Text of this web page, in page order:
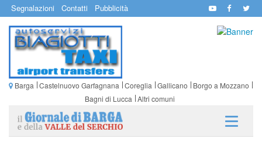
Segnalazioni Contatti Pubblicità
Barga Castelnuovo Garfagnana Coreglia Gallicano
Borgo a Mozzano
Bagni di Lucca Altri comuni